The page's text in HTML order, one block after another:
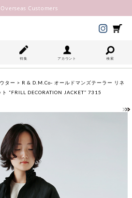
Customers
特集 アカウント 検索
ター > R & D.M.Co- オールドマンズテーラー リネ
“FRILL DECORATION JACKET” 7315